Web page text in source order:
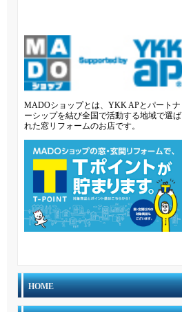
MADOショップとは、YKK APとパートナ
ーシップを結び全国で活動する地域で選ば
れた窓リフォームのお店です。
HOME